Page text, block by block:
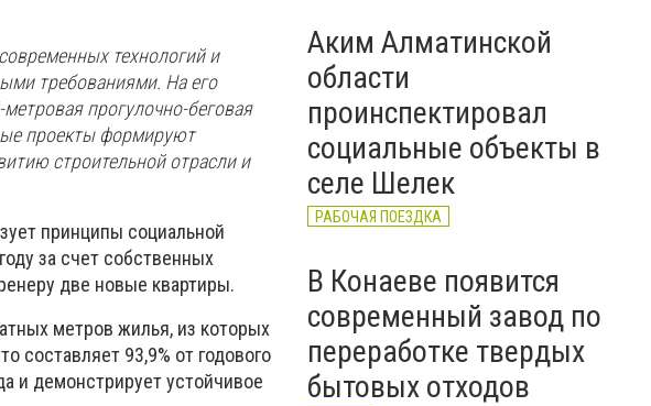
технологий и
требованиями. На его
прогулочно-беговая
проекты формируют
строительной отрасли и
принципы социальной
за счет собственных
две новые квартиры.
метров жилья, из которых
составляет 93,9% от годового
и демонстрирует устойчивое
Аким Алматинской
области
проинспектировал
социальные объекты в
селе Шелек
РАБОЧАЯ ПОЕЗДКА
В Конаеве появится
современный завод по
переработке твердых
бытовых отходов